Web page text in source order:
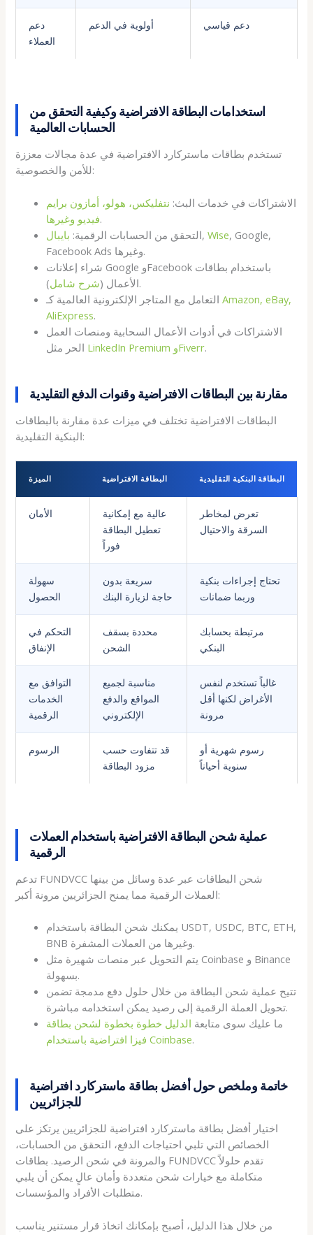
دعم
العملاء
أولوية في الدعم دعم قياسي
استخدامات البطاقة الافتراضية وكيفية التحقق من
الحسابات العالمية
تستخدم بطاقات ماستركارد الافتراضية في عدة مجالات معززة
للأمن والخصوصية:
الاشتراكات في خدمات البث: نتفليكس، هولو، أمازون برايم
فيديو وغيرها.
التحقق من الحسابات الرقمية: بايبال ,Wise, Google,
Facebook Ads وغيرها.
شراء إعلانات Google وFacebook باستخدام بطاقات
الأعمال (شرح شامل
).
التعامل مع المتاجر الإلكترونية العالمية كـAmazon, eBay,
AliExpress.
الاشتراكات في أدوات الأعمال السحابية ومنصات العمل
LinkedIn Premium وFiverr.
مقارنة بين البطاقات الافتراضية وقنوات الدفع التقليدية
البطاقات الافتراضية تختلف في ميزات عدة مقارنة بالبطاقات
البنكية التقليدية:
الميزة البطاقة الافتراضية البطاقة البنكية التقليدية
الأمان
عالية مع إمكانية
تعطيل البطاقة
فوراً
تعرض لمخاطر
السرقة والاحتيال
سهولة
الحصول
سريعة بدون
حاجة لزيارة البنك
تحتاج إجراءات بنكية
وربما ضمانات
التحكم في
الإنفاق
محددة بسقف
الشحن
مرتبطة بحسابك
البنكي
التوافق مع
الخدمات
الرقمية
مناسبة لجميع
المواقع والدفع
الإلكتروني
غالباً تستخدم لنفس
الأغراض لكنها أقل
مرونة
الرسوم
قد تتفاوت حسب
مزود البطاقة
رسوم شهرية أو
سنوية أحياناً
عملية شحن البطاقة الافتراضية باستخدام العملات
الرقمية
تدعم FUNDVCC شحن البطاقات عبر عدة وسائل من بينها
العملات الرقمية مما يمنح الجزائريين مرونة أكبر:
يمكنك شحن البطاقة باستخدام USDT, USDC, BTC, ETH,
BNB وغيرها من العملات المشفرة.
يتم التحويل عبر منصات شهيرة مثل Coinbase و Binance
بسهولة.
تتيح عملية شحن البطاقة من خلال حلول دفع مدمجة تضمن
تحويل العملة الرقمية إلى رصيد يمكن استخدامه مباشرة.
ما عليك سوى متابعة الدليل خطوة بخطوة لشحن بطاقة
فيزا افتراضية باستخدام Coinbase.
خاتمة وملخص حول أفضل بطاقة ماستركارد افتراضية
للجزائريين
اختيار أفضل بطاقة ماستركارد افتراضية للجزائريين يرتكز على
الخصائص التي تلبي احتياجات الدفع، التحقق من الحسابات،
والمرونة في شحن الرصيد. بطاقات FUNDVCC تقدم حلولاً
متكاملة مع خيارات شحن متعددة وأمان عالٍ يمكن أن يلبي
متطلبات الأفراد والمؤسسات.
من خلال هذا الدليل، أصبح بإمكانك اتخاذ قرار مستنير يناسب